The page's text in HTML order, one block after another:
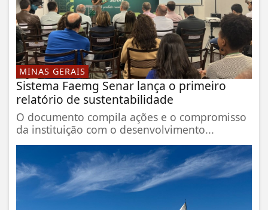
MINAS GERAIS
Sistema Faemg Senar lança o primeiro
relatório de sustentabilidade
O documento compila ações e o compromisso
da instituição com o desenvolvimento...